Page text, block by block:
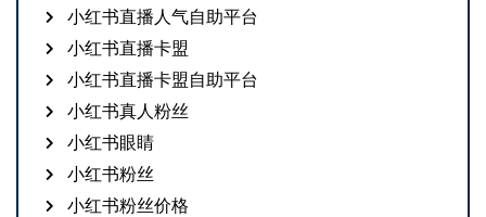
小红书直播人气自助平台
小红书直播卡盟
小红书直播卡盟自助平台
小红书真人粉丝
小红书眼睛
小红书粉丝
小红书粉丝价格